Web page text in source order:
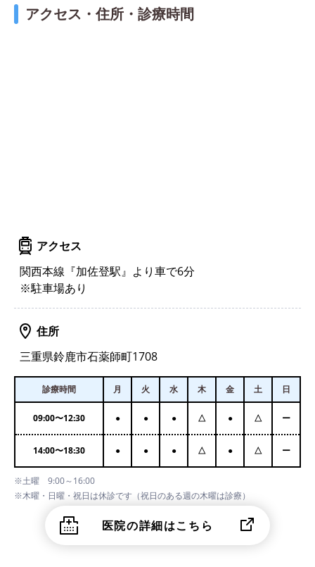
アクセス・住所・診療時間
アクセス
関西本線『加佐登駅』より車で6分
※駐車場あり
住所
三重県鈴鹿市石薬師町1708
診療時間 月 火 水 木 金 土 日
09:00〜12:30 ● ● ● △ ● △ ー
14:00〜18:30 ● ● ● △ ● △ ー
※土曜 9:00～16:00
※木曜・日曜・祝日は休診です（祝日のある週の木曜は診療）
医院の詳細はこちら